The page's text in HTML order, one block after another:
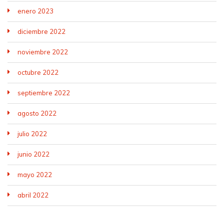
enero 2023
diciembre 2022
noviembre 2022
octubre 2022
septiembre 2022
agosto 2022
julio 2022
junio 2022
mayo 2022
abril 2022